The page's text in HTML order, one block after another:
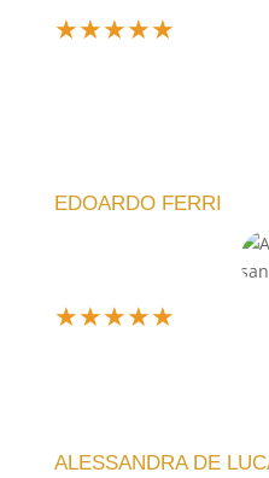
★★★★★
EDOARDO FERRI
★★★★★
ALESSANDRA DE